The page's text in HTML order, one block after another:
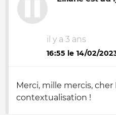
il y a 3 ans
16:55 le 14/02/
Merci, mille mercis,
contextualisation !